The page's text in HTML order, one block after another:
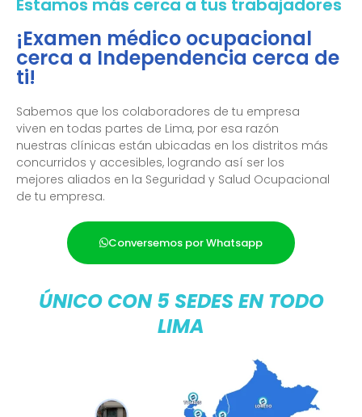
Estamos más cerca a tus trabajadores
¡Examen médico ocupacional
cerca a Independencia cerca de
ti!
Sabemos que los colaboradores de tu empresa
viven en todas partes de Lima, por esa razón
nuestras clínicas están ubicadas en los distritos más
concurridos y accesibles, logrando así ser los
mejores aliados en la Seguridad y Salud Ocupacional
de tu empresa.
Conversemos por Whatsapp
ÚNICO CON 5 SEDES EN TODO
LIMA